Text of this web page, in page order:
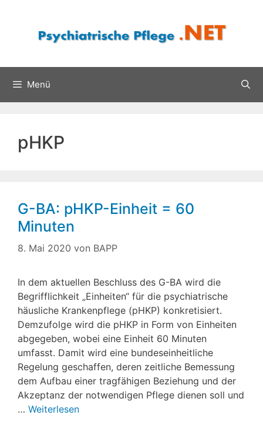
Menü
pHKP
G-BA: pHKP-Einheit = 60
Minuten
8. Mai 2020 von BAPP
In dem aktuellen Beschluss des G-BA wird die
Begrifflichkeit „Einheiten“ für die psychiatrische
häusliche Krankenpflege (pHKP) konkretisiert.
Demzufolge wird die pHKP in Form von Einheiten
abgegeben, wobei eine Einheit 60 Minuten
umfasst. Damit wird eine bundeseinheitliche
Regelung geschaffen, deren zeitliche Bemessung
dem Aufbau einer tragfähigen Beziehung und der
Akzeptanz der notwendigen Pflege dienen soll und
… Weiterlesen